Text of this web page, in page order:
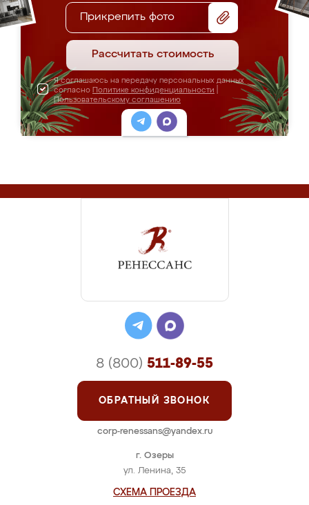
Прикрепить фото
Рассчитать стоимость
Я соглашаюсь на передачу персональных данных
согласно Политике конфиденциальности
Пользовательскому соглашению
г. Озеры
ул. Ленина, 35
СХЕМА ПРОЕЗДА
8 (800) 511-89-55
ОБРАТНЫЙ ЗВОНОК
corp-renessans@yandex.ru